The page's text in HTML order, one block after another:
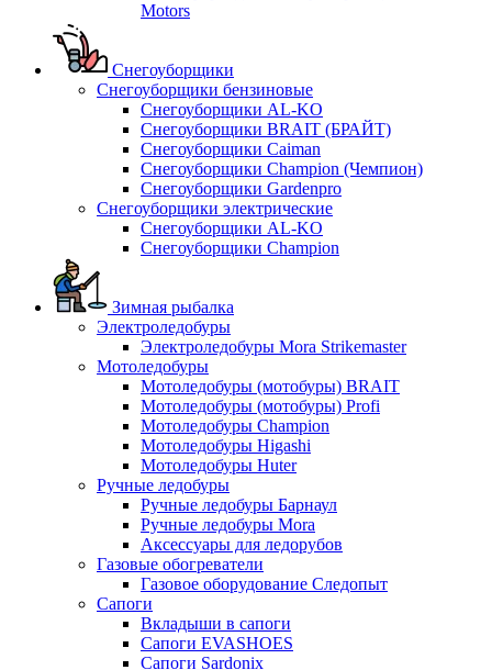
Motors
Снегоуборщики
Снегоуборщики бензиновые
Снегоуборщики AL-KO
Снегоуборщики BRAIT (БРАЙТ)
Снегоуборщики Caiman
Снегоуборщики Champion (Чемпион)
Снегоуборщики Gardenpro
Снегоуборщики электрические
Снегоуборщики AL-KO
Снегоуборщики Champion
Зимная рыбалка
Электроледобуры
Электроледобуры Mora Strikemaster
Мотоледобуры
Мотоледобуры (мотобуры) BRAIT
Мотоледобуры (мотобуры) Profi
Мотоледобуры Champion
Мотоледобуры Higashi
Мотоледобуры Huter
Ручные ледобуры
Ручные ледобуры Барнаул
Ручные ледобуры Mora
Аксессуары для ледорубов
Газовые обогреватели
Газовое оборудование Следопыт
Сапоги
Вкладыши в сапоги
Сапоги EVASHOES
Сапоги Sardonix